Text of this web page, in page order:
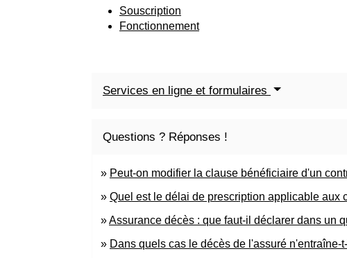
Souscription
Fonctionnement
Services en ligne et formulaires
Questions ? Réponses !
Peut-on modifier la clause bénéficiaire d'un
Quel est le délai de prescription applicable aux
Assurance décès : que faut-il déclarer dans un
Dans quels cas le décès de l'assuré